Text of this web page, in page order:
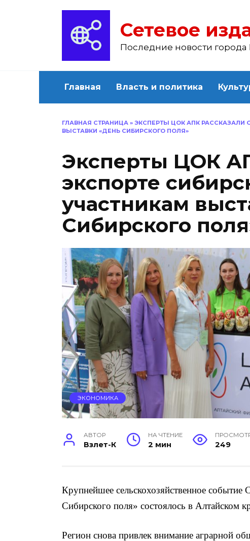
Сетевое
Последние новости города
Главная Власть и политика
ГЛАВНАЯ СТРАНИЦА » ЭКСПЕРТЫ ЦОК АПК РАССКАЗАЛИ
ВЫСТАВКИ «ДЕНЬ СИБИРСКОГО ПОЛЯ»
Эксперты ЦОК
экспорте
участникам
Сибирского
ЭКОНОМИКА
АВТОР
Взлет-К
НА ЧТЕНИЕ
2 мин 249
Крупнейшее сельскохозяйственное событие
Сибирского поля» состоялось в Алтайском
Регион снова привлек внимание аграрной